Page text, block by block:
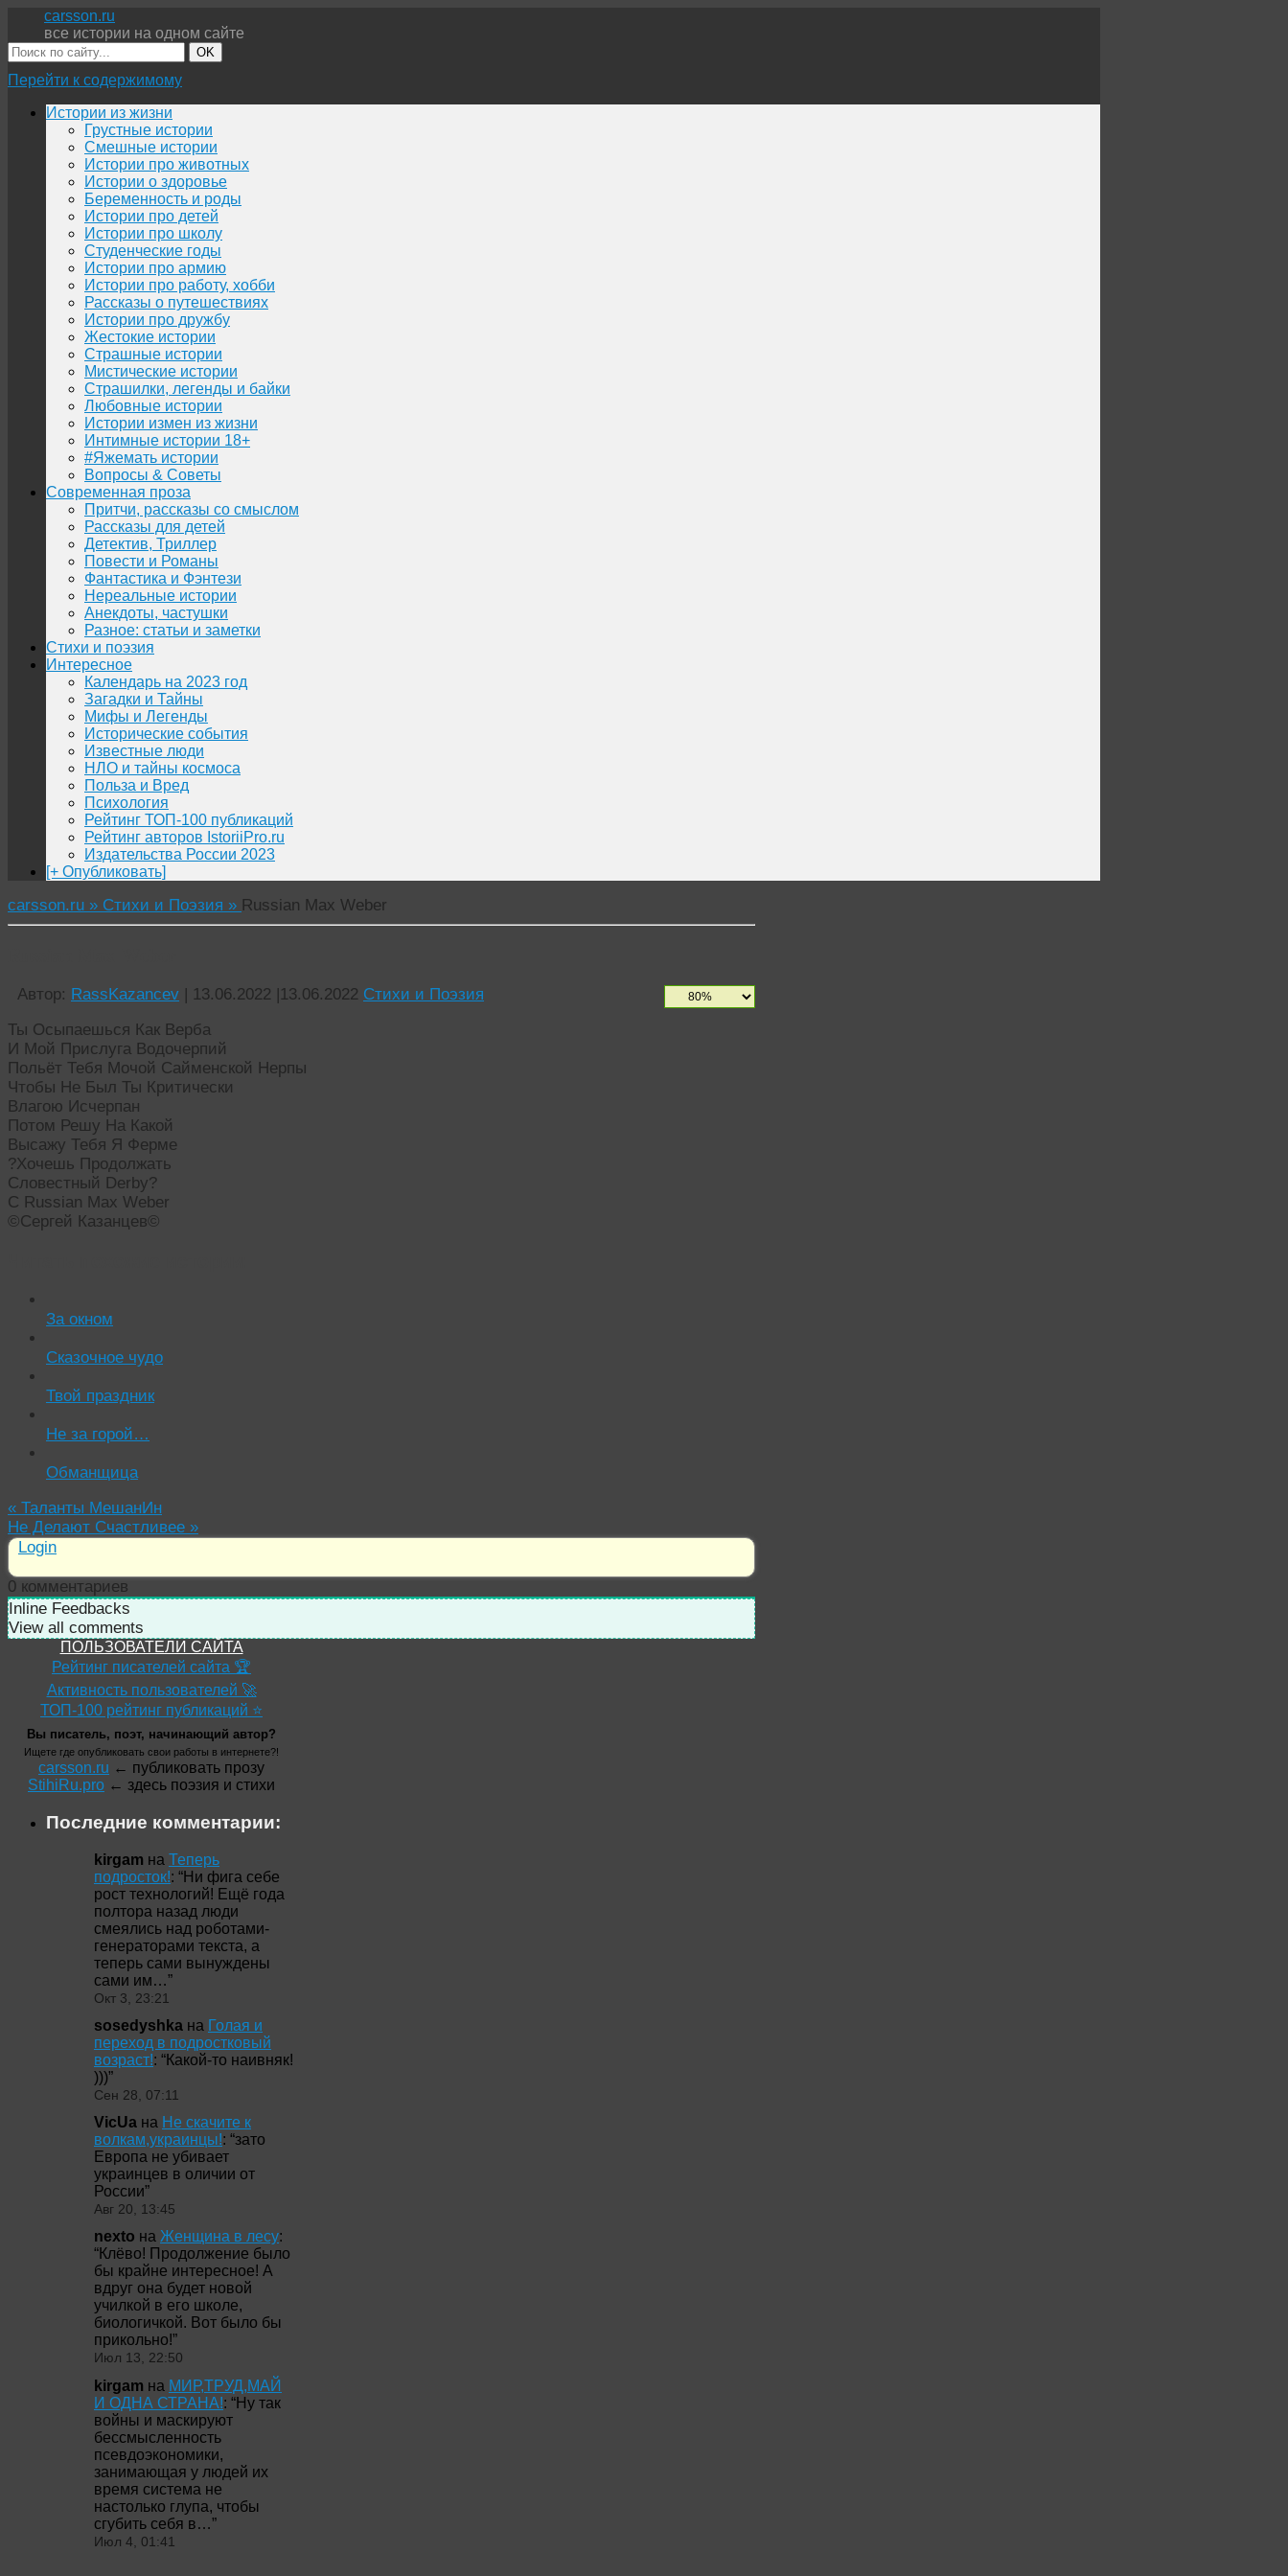
carsson.ru
все истории на одном сайте
OK
Перейти к содержимому
Истории из жизни
Грустные истории
Смешные истории
Истории про животных
Истории о здоровье
Беременность и роды
Истории про детей
Истории про школу
Студенческие годы
Истории про армию
Истории про работу, хобби
Рассказы о путешествиях
Истории про дружбу
Жестокие истории
Страшные истории
Мистические истории
Страшилки, легенды и байки
Любовные истории
Истории измен из жизни
Интимные истории 18+
#Яжемать истории
Вопросы & Советы
Современная проза
Притчи, рассказы со смыслом
Рассказы для детей
Детектив, Триллер
Повести и Романы
Фантастика и Фэнтези
Нереальные истории
Анекдоты, частушки
Разное: статьи и заметки
Стихи и поэзия
Интересное
Календарь на 2023 год
Загадки и Тайны
Мифы и Легенды
Исторические события
Известные люди
НЛО и тайны космоса
Польза и Вред
Психология
Рейтинг ТОП-100 публикаций
Рейтинг авторов IstoriiPro.ru
Издательства России 2023
[+ Опубликовать]
carsson.ru » Стихи и Поэзия » Russian Max Weber
Автор: RassKazancev | 13.06.2022 |13.06.2022 Стихи и Поэзия
Ты Осыпаешься Как Верба
И Мой Прислуга Водочерпий
Польёт Тебя Мочой Сайменской Нерпы
Чтобы Не Был Ты Критически
Влагою Исчерпан
Потом Решу На Какой
Высажу Тебя Я Ферме
?Хочешь Продолжать
Словестный Derby?
С Russian Max Weber
©Сергей Казанцев©
За окном
Сказочное чудо
Твой праздник
Не за горой…
Обманщица
« Таланты МешанИн
Не Делают Счастливее »
Login
0 комментариев
Inline Feedbacks
View all comments
ПОЛЬЗОВАТЕЛИ САЙТА
Рейтинг писателей сайта 🏆
Активность пользователей 🚀
ТОП-100 рейтинг публикаций ⭐
Вы писатель, поэт, начинающий автор?
Ищете где опубликовать свои работы в интернете?!
carsson.ru ← публиковать прозу
StihiRu.pro ← здесь поэзия и стихи
Последние комментарии:
kirgam на Теперь
подросток!: “Ни фига себе
рост технологий! Ещё года
полтора назад люди
смеялись над роботами-
генераторами текста, а
теперь сами вынуждены
сами им…”
Окт 3, 23:21
sosedyshka на Голая и
переход в подростковый
возраст!: “Какой-то наивняк!
)))”
Сен 28, 07:11
VicUa на Не скачите к
волкам,украинцы!: “зато
Европа не убивает
украинцев в оличии от
России”
Авг 20, 13:45
nexto на Женщина в лесу:
“Клёво! Продолжение было
бы крайне интересное! А
вдруг она будет новой
училкой в его школе,
биологичкой. Вот было бы
прикольно!”
Июл 13, 22:50
kirgam на МИР,ТРУД,МАЙ
И ОДНА СТРАНА!: “Ну так
войны и маскируют
бессмысленность
псевдоэкономики,
занимающая у людей их
время система не
настолько глупа, чтобы
сгубить себя в…”
Июл 4, 01:41